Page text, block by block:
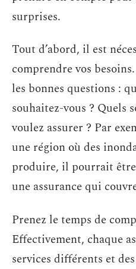
surprises.
Tout d’abord, il est
comprendre vos
les bonnes questions :
souhaitez-vous ? Quels
voulez assurer ? Par
une région où des
produire, il pourrait
une assurance qui
Prenez le temps de
Effectivement, chaque
services différents et